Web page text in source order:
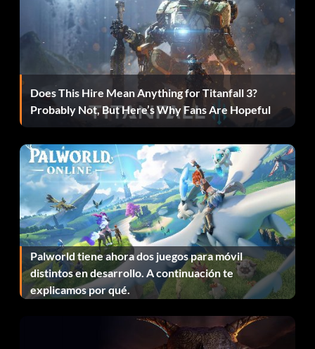
Does This Hire Mean Anything for Titanfall 3?
Probably Not, But Here’s Why Fans Are Hopeful
Palworld tiene ahora dos juegos para móvil
distintos en desarrollo. A continuación te
explicamos por qué.